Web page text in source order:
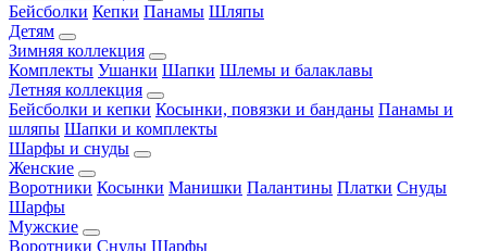
Бейсболки Кепки Панамы Шляпы
Детям
Зимняя коллекция
Комплекты Ушанки Шапки Шлемы и балаклавы
Летняя коллекция
Бейсболки и кепки Косынки, повязки и банданы Панамы и
шляпы Шапки и комплекты
Шарфы и снуды
Женские
Воротники Косынки Манишки Палантины Платки Снуды
Шарфы
Мужские
Воротники Снуды Шарфы